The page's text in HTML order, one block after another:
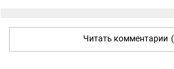
Читать комментарии